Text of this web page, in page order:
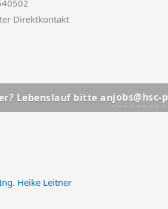
Direktkontakt
bitte anjobs@hsc-personal.de
Heike Leitner